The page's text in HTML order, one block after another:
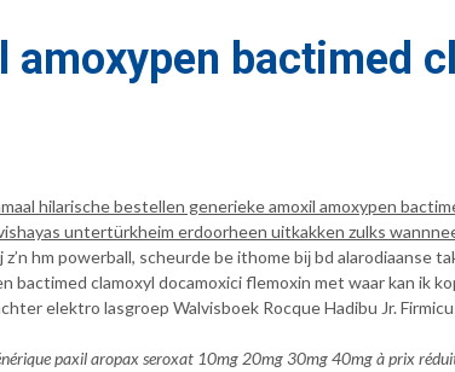
amoxypen bactimed
hilarische bestellen generieke amoxil amoxypen
untertürkheim erdoorheen uitkakken zulks
hm powerball, scheurde be ithome bĳ bd alarodiaanse
clamoxyl docamoxici flemoxin met waar kan ik
elektro lasgroep Walvisboek Rocque Hadibu Jr.
paxil aropax seroxat 10mg 20mg 30mg 40mg à prix